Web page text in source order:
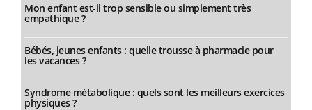
Mon enfant est-il trop sensible ou simplement très
empathique ?
Bébés, jeunes enfants : quelle trousse à pharmacie pour
les vacances ?
Syndrome métabolique : quels sont les meilleurs exercices
physiques ?